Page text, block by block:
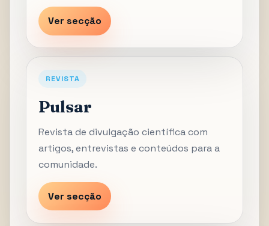
Ver secção
REVISTA
Pulsar
Revista de divulgação científica com
artigos, entrevistas e conteúdos para a
comunidade.
Ver secção